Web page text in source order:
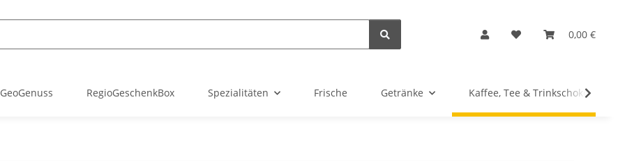
0,00 €
GeoGenuss RegioGeschenkBox Spezialitäten Frische Getränke Kaffee, Tee & Trinkschokolade